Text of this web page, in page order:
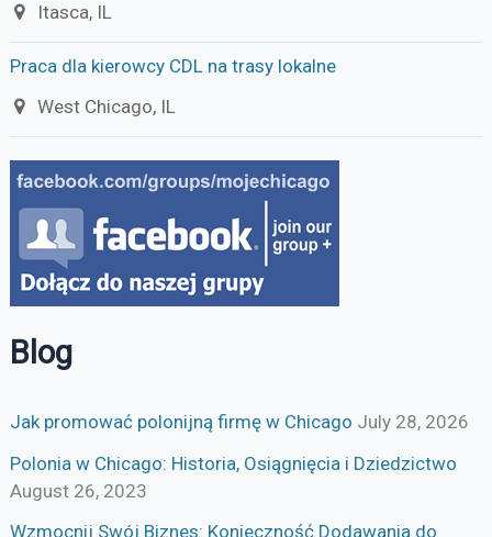
Itasca, IL
Praca dla kierowcy CDL na trasy lokalne
West Chicago, IL
Blog
Jak promować polonijną firmę w Chicago July 28, 2026
Polonia w Chicago: Historia, Osiągnięcia i Dziedzictwo
August 26, 2023
Wzmocnij Swój Biznes: Konieczność Dodawania do